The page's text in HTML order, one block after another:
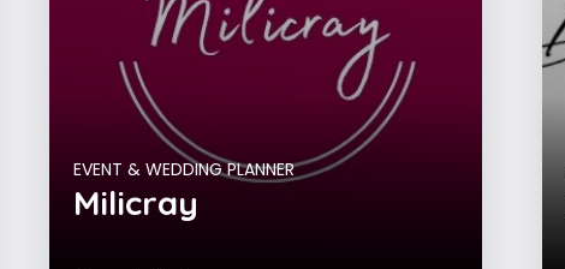
EVENT & WEDDING PLANNER
Milicray